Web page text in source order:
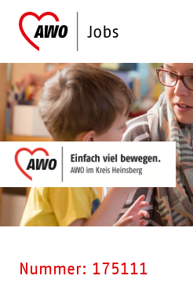
Nummer: 175111